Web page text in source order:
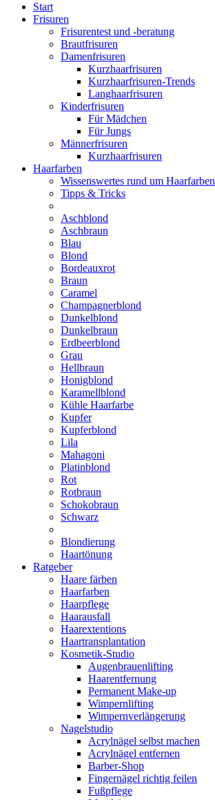
Start
Frisuren
Frisurentest und -beratung
Brautfrisuren
Damenfrisuren
Kurzhaarfrisuren
Kurzhaarfrisuren-Trends
Langhaarfrisuren
Kinderfrisuren
Für Mädchen
Für Jungs
Männerfrisuren
Kurzhaarfrisuren
Haarfarben
Wissenswertes rund um Haarfarben
Tipps & Tricks
Aschblond
Aschbraun
Blau
Blond
Bordeauxrot
Braun
Caramel
Champagnerblond
Dunkelblond
Dunkelbraun
Erdbeerblond
Grau
Hellbraun
Honigblond
Karamellblond
Kühle Haarfarbe
Kupfer
Kupferblond
Lila
Mahagoni
Platinblond
Rot
Rotbraun
Schokobraun
Schwarz
Blondierung
Haartönung
Ratgeber
Haare färben
Haarfarben
Haarpflege
Haarausfall
Haarextentions
Haartransplantation
Kosmetik-Studio
Augenbrauenlifting
Haarentfernung
Permanent Make-up
Wimpernlifting
Wimpernverlängerung
Nagelstudio
Acrylnägel selbst machen
Acrylnägel entfernen
Barber-Shop
Fingernägel richtig feilen
Fußpflege